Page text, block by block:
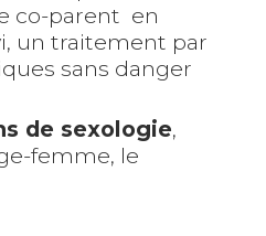
co-parent en
un traitement par
sans danger
de sexologie,
femme, le